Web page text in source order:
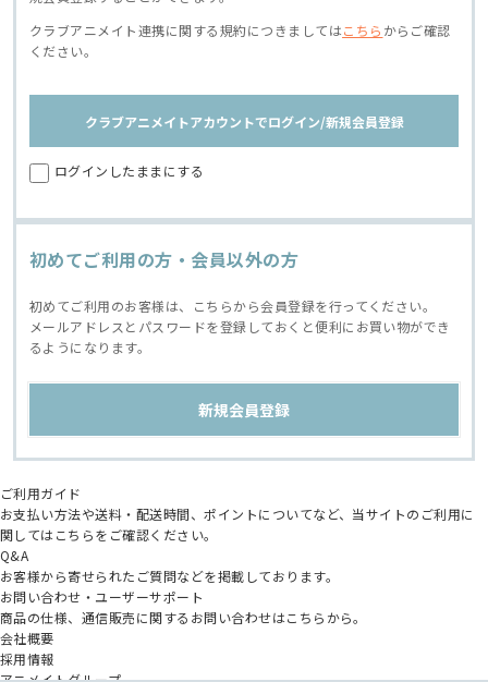
クラブアニメイト連携に関する規約につきましてはこちら からご確認
ください。
クラブアニメイトアカウントでログイン/新規会員登録
ログインしたままにする
初めてご利用の方・会員以外の方
初めてご利用のお客様は、こちらから会員登録を行ってください。
メールアドレスとパスワードを登録しておくと便利にお買い物ができ
るようになります。
ご利用ガイド
お支払い方法や送料・配送時間、ポイントについてなど、当サイトのご利用に
関してはこちらをご確認ください。
Q&A
お客様から寄せられたご質問などを掲載しております。
お問い合わせ・ユーザーサポート
商品の仕様、通信販売に関するお問い合わせはこちらから。
会社概要
採用情報